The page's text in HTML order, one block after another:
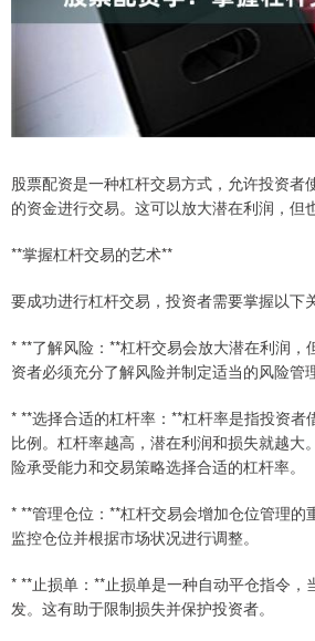
股票配资是一种杠杆交易方式，允许投资者
的资金进行交易。这可以放大潜在利润，但
**掌握杠杆交易的艺术**
要成功进行杠杆交易，投资者需要掌握以下
* **了解风险：**杠杆交易会放大潜在利润，
资者必须充分了解风险并制定适当的风险管
* **选择合适的杠杆率：**杠杆率是指投资者
比例。杠杆率越高，潜在利润和损失就越大
险承受能力和交易策略选择合适的杠杆率。
* **管理仓位：**杠杆交易会增加仓位管理的
监控仓位并根据市场状况进行调整。
* **止损单：**止损单是一种自动平仓指令，
发。这有助于限制损失并保护投资者。